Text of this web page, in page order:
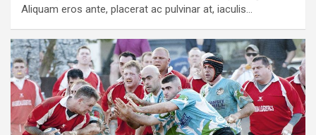
Aliquam eros ante, placerat ac pulvinar at, iaculis…